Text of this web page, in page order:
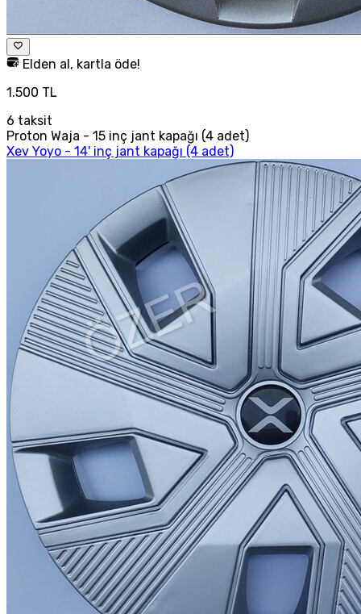
Elden al, kartla öde!
1.500 TL
6 taksit
Proton Waja - 15 inç jant kapağı (4 adet)
Xev Yoyo - 14' inç jant kapağı (4 adet)